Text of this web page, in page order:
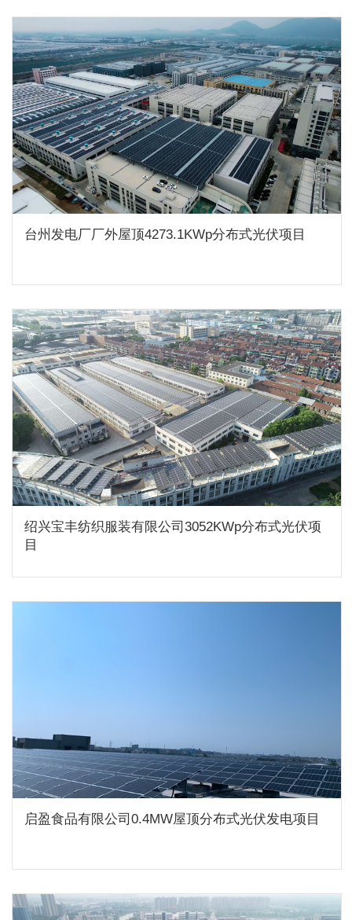
台州发电厂厂外屋顶4273.1KWp分布式光伏项目
绍兴宝丰纺织服装有限公司3052KWp分布式光伏项
目
启盈食品有限公司0.4MW屋顶分布式光伏发电项目